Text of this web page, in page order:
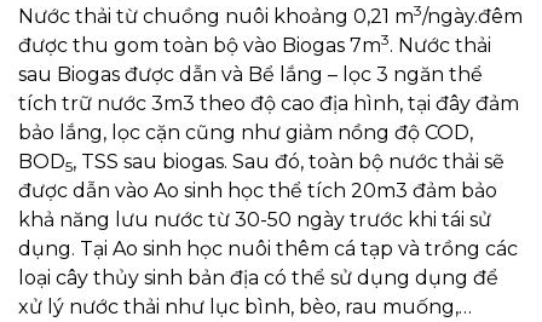
Nước thải từ chuồng nuôi khoảng 0,21 m3/ngày.đêm
được thu gom toàn bộ vào Biogas 7m3. Nước thải
sau Biogas được dẫn và Bể lắng – lọc 3 ngăn thể
tích trữ nước 3m3 theo độ cao địa hình, tại đây đảm
bảo lắng, lọc cặn cũng như giảm nồng độ COD,
BOD5, TSS sau biogas. Sau đó, toàn bộ nước thải sẽ
được dẫn vào Ao sinh học thể tích 20m3 đảm bảo
khả năng lưu nước từ 30-50 ngày trước khi tái sử
dụng. Tại Ao sinh học nuôi thêm cá tạp và trồng các
loại cây thủy sinh bản địa có thể sử dụng dụng để
xử lý nước thải như lục bình, bèo, rau muống,…